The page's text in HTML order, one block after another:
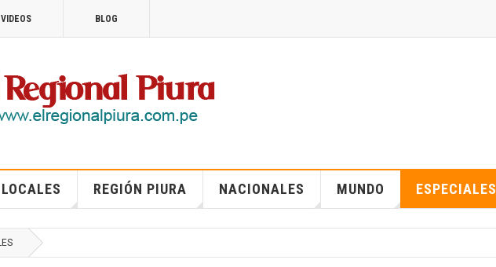
VIDEOS BLOG
LOCALES REGIÓN PIURA NACIONALES MUNDO ESPECIALES